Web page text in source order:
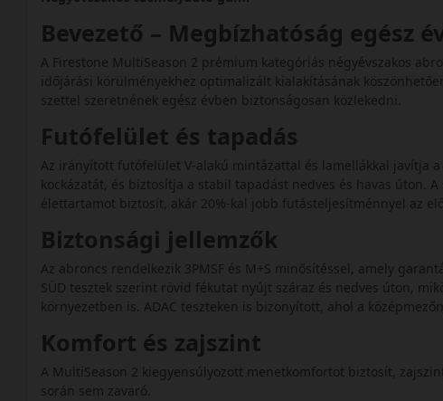
Bevezető – Megbízhatóság egész
A Firestone MultiSeason 2 prémium kategóriás négyévszakos
időjárási körülményekhez optimalizált kialakításának
szettel szeretnének egész évben biztonságosan közlekedni.
Futófelület és tapadás
Az irányított futófelület V‑alakú mintázattal és lamellákkal javítja
kockázatát, és biztosítja a stabil tapadást nedves és havas úton.
élettartamot biztosít, akár 20%-kal jobb futásteljesítménnyel az
Biztonsági jellemzők
Az abroncs rendelkezik 3PMSF és M+S minősítéssel, amely
SÜD tesztek szerint rövid fékutat nyújt száraz és nedves úton,
környezetben is. ADAC teszteken is bizonyított, ahol a
Komfort és zajszint
A MultiSeason 2 kiegyensúlyozott menetkomfortot biztosít,
során sem zavaró.